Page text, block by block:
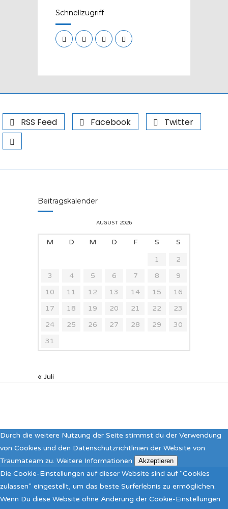
Schnellzugriff
RSS Feed Facebook Twitter
Beitragskalender
AUGUST 2026
M D M D F S
S
1
2
3
4 5 6 7 8
9
10
11 12 13 14 15
16
17
18 19 20 21 22
23
24
25 26 27 28 29
30
31
« Juli
Durch die weitere Nutzung der Seite stimmst du der Verwendung
von Cookies und den Datenschutzrichtlinien der Website von
Traumateam zu. Weitere Informationen Akzeptieren
Die Cookie-Einstellungen auf dieser Website sind auf "Cookies
zulassen" eingestellt, um das beste Surferlebnis zu ermöglichen.
Wenn Du diese Website ohne Änderung der Cookie-Einstellungen